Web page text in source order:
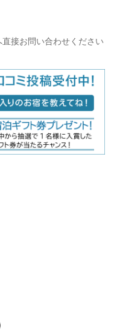
接お問い合わせください